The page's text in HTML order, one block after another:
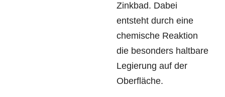
Zinkbad. Dabei
entsteht durch eine
chemische Reaktion
die besonders haltbare
Legierung auf der
Oberfläche.